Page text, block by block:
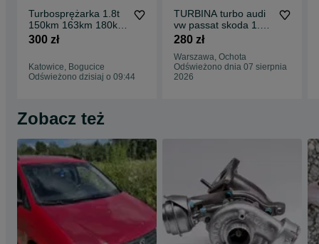
Turbosprężarka 1.8t
150km 163km 180km
audi a4 a6 vw passat
300 zł
Katowice, Bogucice
Odświeżono dzisiaj o 09:44
TURBINA turbo audi
vw passat skoda 1.9
tdi 115km AJM AFN
280 zł
Warszawa, Ochota
Odświeżono dnia 07 sierpnia
2026
Zobacz też